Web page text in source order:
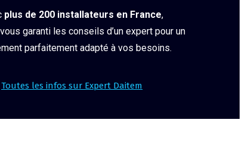
plus de 200 installateurs en France,
garanti les conseils d’un expert pour un
parfaitement adapté à vos besoins.
Toutes les infos sur Expert Daitem